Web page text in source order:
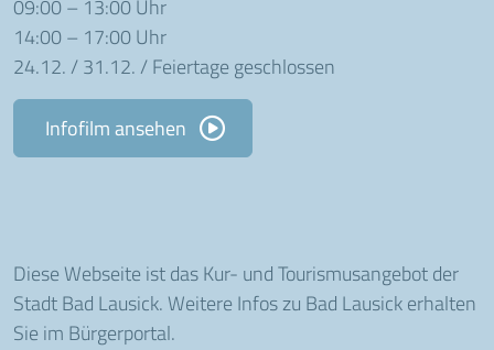
09:00 – 13:00 Uhr
14:00 – 17:00 Uhr
24.12. / 31.12. / Feiertage geschlossen
Infofilm ansehen
Diese Webseite ist das Kur- und Tourismusangebot der
Stadt Bad Lausick. Weitere Infos zu Bad Lausick erhalten
Sie im Bürgerportal.